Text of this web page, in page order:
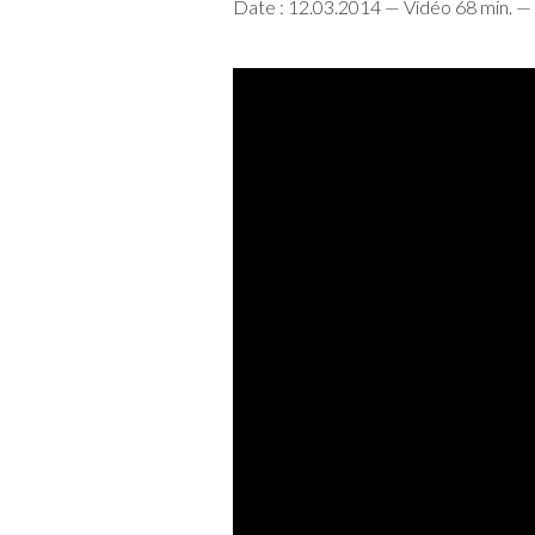
Date : 12.03.2014 — Vidéo 68 min. —